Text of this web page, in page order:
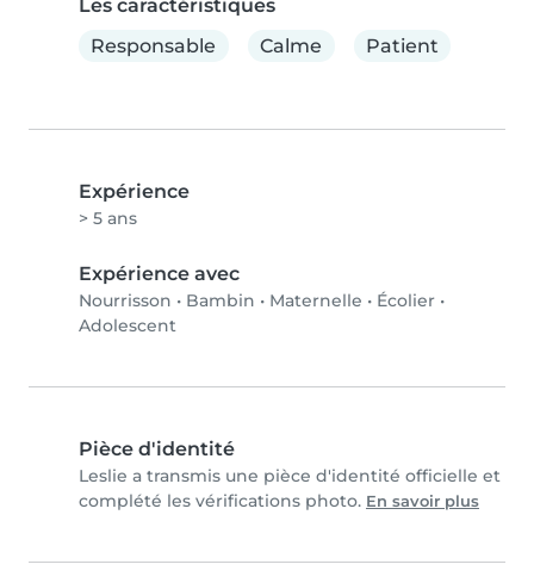
Les caractéristiques
Responsable
Calme Patient
Expérience
> 5 ans
Expérience avec
Nourrisson • Bambin • Maternelle • Écolier •
Adolescent
Pièce d'identité
Leslie a transmis une pièce d'identité officielle et
complété les vérifications photo. En savoir plus